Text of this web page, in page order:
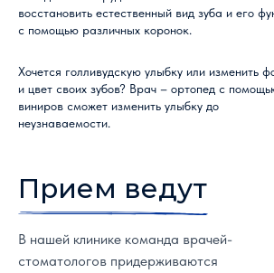
восстановить естественный вид зуба и его
с помощью различных коронок.
Хочется голливудскую улыбку или изменить
и цвет своих зубов? Врач – ортопед с
виниров сможет изменить улыбку до
неузнаваемости.
Прием ведут
В нашей клинике команда врачей-
стоматологов придерживаются